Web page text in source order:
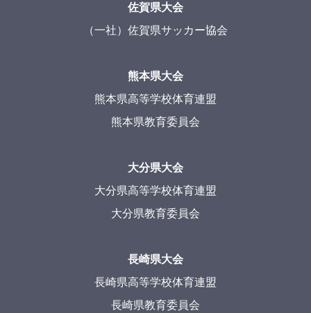
佐賀県大会
（一社）佐賀県サッカー協会
熊本県大会
熊本県高等学校体育連盟
熊本県教育委員会
大分県大会
大分県高等学校体育連盟
大分県教育委員会
長崎県大会
長崎県高等学校体育連盟
長崎県教育委員会